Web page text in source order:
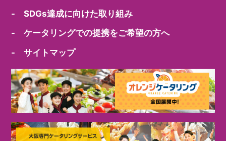
- SDGs達成に向けた取り組み
- ケータリングでの提携をご希望の方へ
- サイトマップ